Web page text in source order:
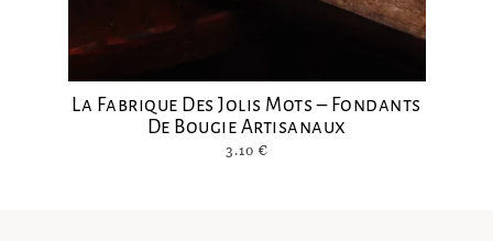
La Fabrique Des Jolis Mots – Fondants
De Bougie Artisanaux
3.10 €